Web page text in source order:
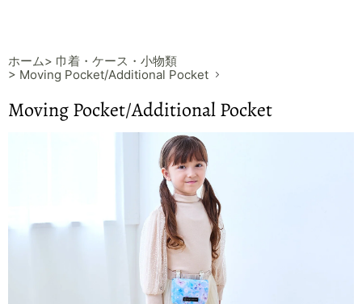
ホーム> 巾着・ケース・小物類
> Moving Pocket/Additional Pocket
Moving Pocket/Additional Pocket